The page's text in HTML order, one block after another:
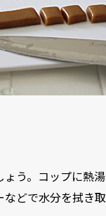
う。コップに熱湯
どで水分を拭き取